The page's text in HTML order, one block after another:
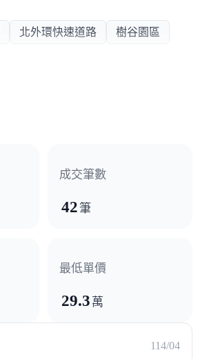
北外環快速道路 樹谷園區
台南醫院新化分院
成交筆數
42筆
最低單價
29.3 萬
114/04